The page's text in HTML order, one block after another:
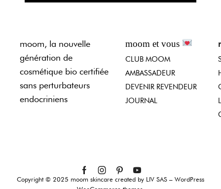
moom, la nouvelle
génération de
cosmétique bio certifiée
sans perturbateurs
endocriniens
moom et vous
CLUB MOOM
AMBASSADEUR
DEVENIR REVENDEUR
JOURNAL
Copyright © 2025 moom skincare created by LIV SAS – WordPress